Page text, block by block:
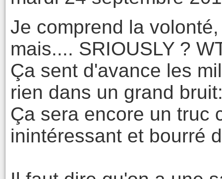
Je comprend la
mais.... SRIOUSLY ?
Ça sent d'avance les
rien dans un grand
Ça sera encore un truc
inintéressant et bourré